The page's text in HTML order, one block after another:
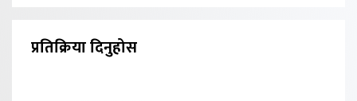
प्रतिक्रिया दिनुहोस